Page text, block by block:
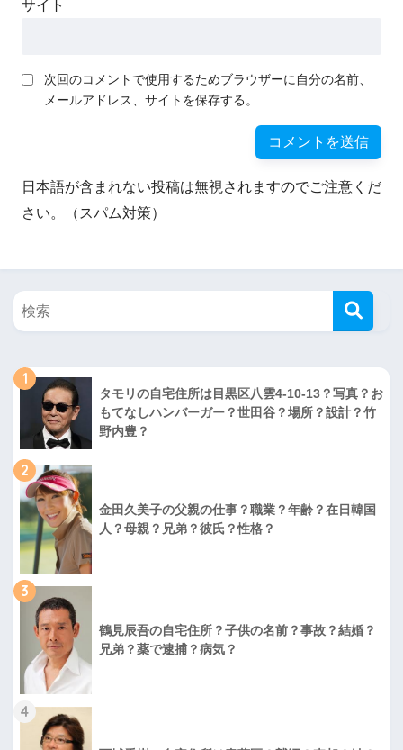
サイト
次回のコメントで使用するためブラウザーに自分の名前、
メールアドレス、サイトを保存する。
日本語が含まれない投稿は無視されますのでご注意くだ
さい。（スパム対策）
1
タモリの自宅住所は目黒区八雲4-10-13？写真？お
もてなしハンバーガー？世田谷？場所？設計？竹
野内豊？
2
金田久美子の父親の仕事？職業？年齢？在日韓国
人？母親？兄弟？彼氏？性格？
3
鶴見辰吾の自宅住所？子供の名前？事故？結婚？
兄弟？薬で逮捕？病気？
4